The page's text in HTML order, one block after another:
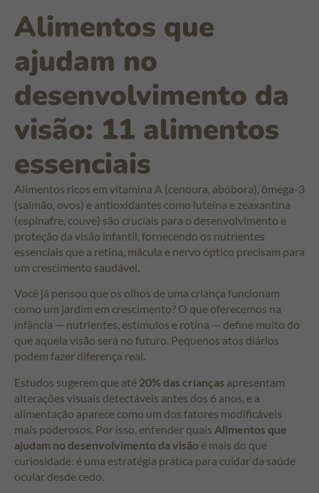
Alimentos que
ajudam no
desenvolvimento da
visão: 11 alimentos
essenciais
Alimentos ricos em vitamina A (cenoura, abóbora), ômega-3
(salmão, ovos) e antioxidantes como luteína e zeaxantina
(espinafre, couve) são cruciais para o desenvolvimento e
proteção da visão infantil, fornecendo os nutrientes
essenciais que a retina, mácula e nervo óptico precisam para
um crescimento saudável.
Você já pensou que os olhos de uma criança funcionam
como um jardim em crescimento? O que oferecemos na
infância — nutrientes, estímulos e rotina — define muito do
que aquela visão será no futuro. Pequenos atos diários
podem fazer diferença real.
Estudos sugerem que até 20% das crianças apresentam
alterações visuais detectáveis antes dos 6 anos, e a
alimentação aparece como um dos fatores modificáveis
mais poderosos. Por isso, entender quais Alimentos que
ajudam no desenvolvimento da visão é mais do que
curiosidade: é uma estratégia prática para cuidar da saúde
ocular desde cedo.